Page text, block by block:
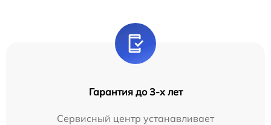
Гарантия до 3-х лет
Сервисный центр устанавливает